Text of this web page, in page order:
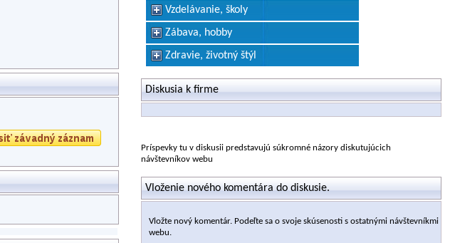
Vzdelávanie, školy
Zábava, hobby
Zdravie, životný štýl
Diskusia k firme
Príspevky tu v diskusii predstavujú súkromné názory diskutujúcich
návštevníkov webu
Vloženie nového komentára do diskusie.
Vložte nový komentár. Podeľte sa o svoje skúsenosti s ostatnými návštevníkmi
webu.